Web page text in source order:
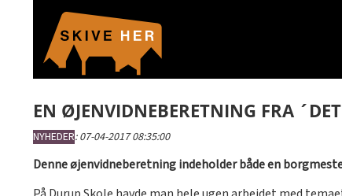
EN ØJENVIDNEBERETNING FRA
NYHEDER:07-04-2017 08:35:00
Denne øjenvidneberetning indeholder både en